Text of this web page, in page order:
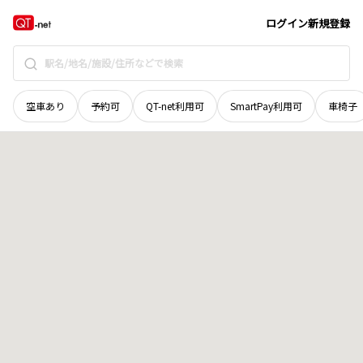
ログイン新規登録
空車あり 予約可 QT-net利用可 SmartPay利用可 車椅子
香川県